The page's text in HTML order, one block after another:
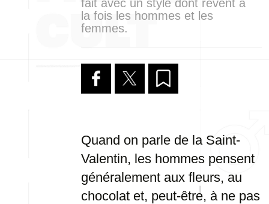
fait avec un style dont rêvent à
la fois les hommes et les
femmes.
Quand on parle de la Saint-
Valentin, les hommes pensent
généralement aux fleurs, au
chocolat et, peut-être, à ne pas